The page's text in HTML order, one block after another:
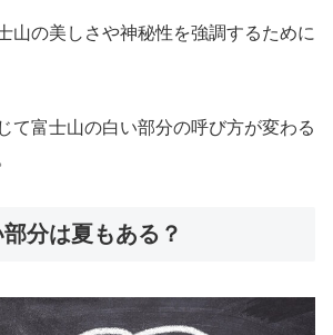
山の美しさや神秘性を強調するために
て富士山の白い部分の呼び方が変わる
分は夏もある？